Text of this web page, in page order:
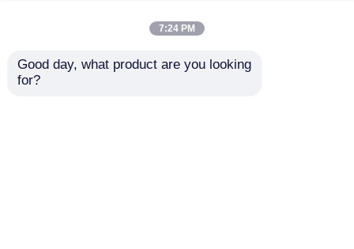
Chewable da vitamina D7:24 PM
Good day, what product are you looking
for?